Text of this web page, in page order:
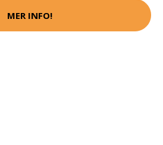
MER INFO!